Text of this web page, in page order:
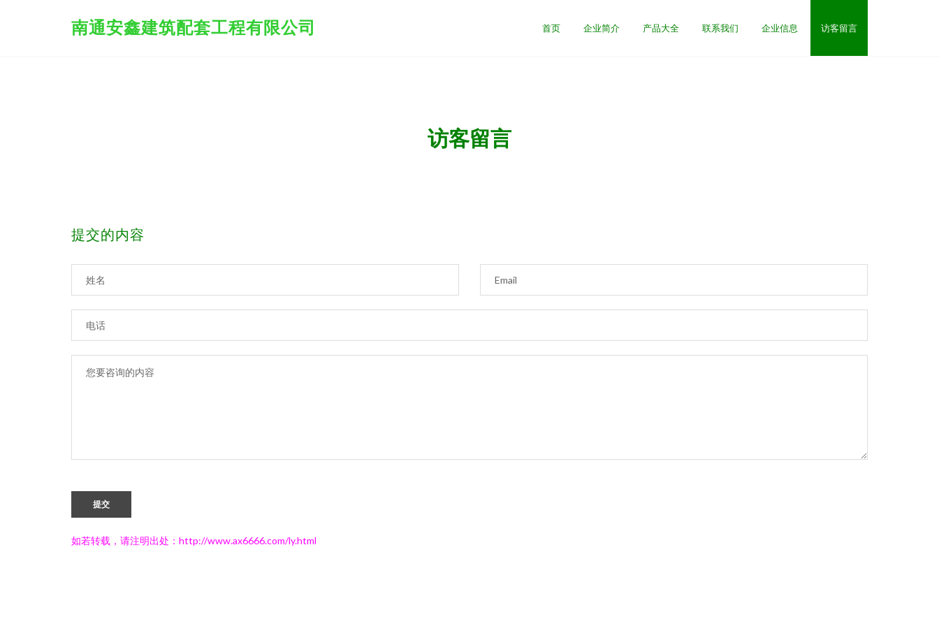
南通安鑫建筑配套工程有限公司 首页 企业简介 产品大全 联系我们 企业信息 访客留言
访客留言
提交的内容
提交
如若转载，请注明出处：http://www.ax6666.com/ly.html